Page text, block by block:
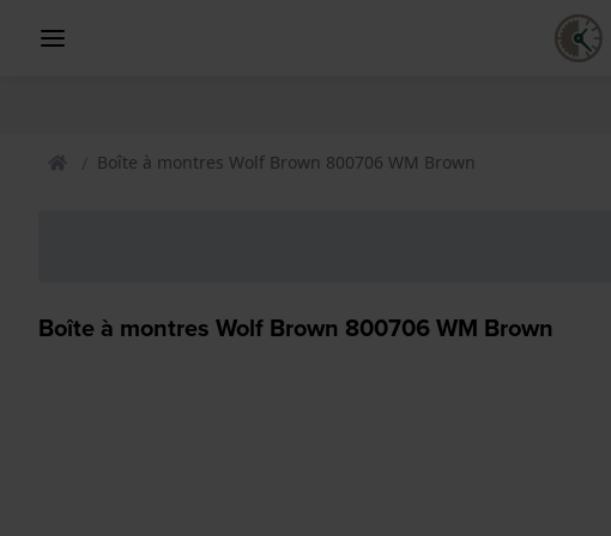
Boîte à montres Wolf Brown 800706 WM Brown
Boîte à montres Wolf Brown 800706 WM Brown